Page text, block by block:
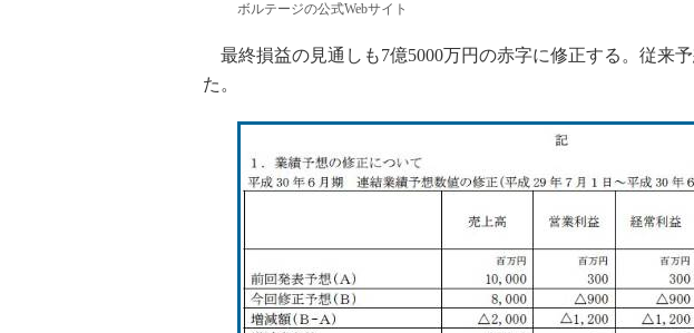
ボルテージの公式Webサイト
最終損益の見通しも7億5000万円の赤字に修正する。従来
た。